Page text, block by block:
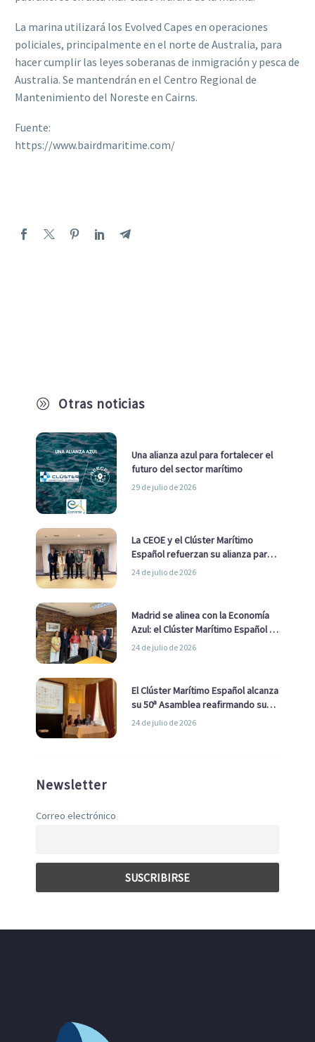
A Otras noticias
Una alianza azul para fortalecer el
futuro del sector marítimo
29 de julio de 2026
La CEOE y el Clúster Marítimo
Español refuerzan su alianza para
impulsar una estrategia Nacional
24 de julio de 2026
Madrid se alinea con la Economía
Azul: el Clúster Marítimo Español y
la Real Liga Naval avanzan alianzas
24 de julio de 2026
El Clúster Marítimo Español alcanza
su 50ª Asamblea reafirmando su
liderazgo en la Economía Azul
24 de julio de 2026
Newsletter
Correo electrónico
La marina utilizará los Evolved Capes en operaciones
policiales, principalmente en el norte de Australia, para
hacer cumplir las leyes soberanas de inmigración y pesca de
Australia. Se mantendrán en el Centro Regional de
Mantenimiento del Noreste en Cairns.
Fuente:
https://www.bairdmaritime.com/